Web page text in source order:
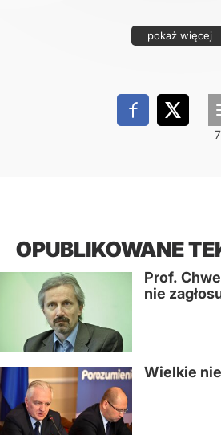
pokaż więcej
OPUBLIKOWANE
Prof.
nie
Wielkie